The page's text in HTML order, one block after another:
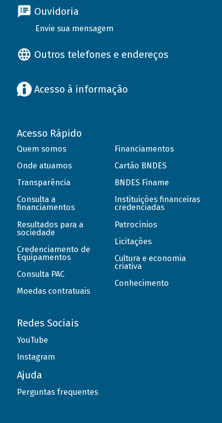
Ouvidoria
Envie sua mensagem
Outros telefones e endereços
Acesso à informação
Acesso Rápido
Quem somos
Onde atuamos
Transparência
Consulta a
financiamentos
Resultados para a
sociedade
Credenciamento de
Equipamentos
Consulta PAC
Moedas contratuais
Financiamentos
Cartão BNDES
BNDES Finame
Instituições financeiras
credenciadas
Patrocínios
Licitações
Cultura e economia
criativa
Conhecimento
Redes Sociais
YouTube
Instagram
Ajuda
Perguntas frequentes